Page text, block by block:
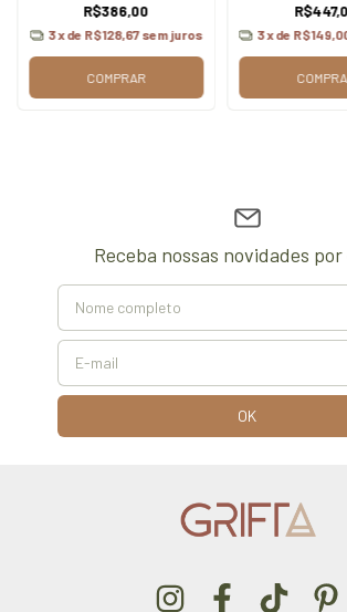
R$386,00
3x de R$128,67 sem juros
COMPRAR
3x de
Receba nossas novidades